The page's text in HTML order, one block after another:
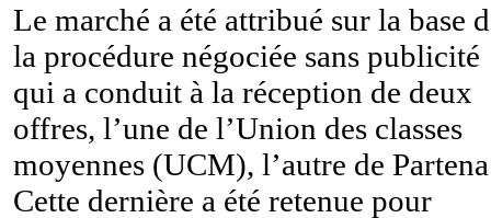
Le marché a été attribué sur la base
la procédure négociée sans publicité
qui a conduit à la réception de deux
offres, l’une de l’Union des classes
moyennes (UCM), l’autre de
Cette dernière a été retenue pour